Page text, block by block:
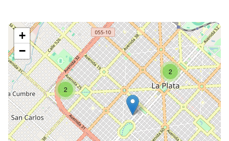
2
2
+
−